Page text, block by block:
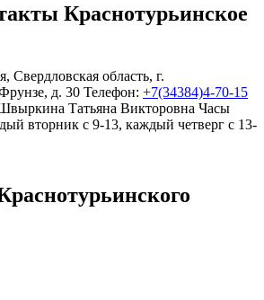
Краснотурьинское
, Свердловская область, г.
д. 30 Телефон: +7(34384)4-70-15
Татьяна Викторовна Часы
вторник с 9-13, каждый четверг с 13-